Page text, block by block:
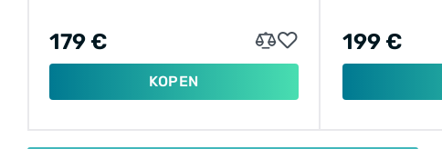
179 €
KOPEN
199 €